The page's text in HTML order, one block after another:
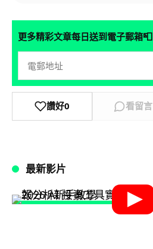
更多精彩文章每日送到電子郵箱📮
讚好0 看留言
最新影片